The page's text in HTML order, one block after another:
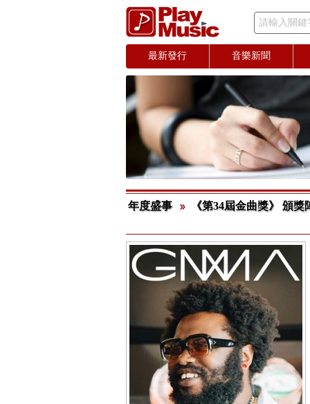
請輸入關鍵
最新發行 音樂新聞
年度盛事 《第34屆金曲獎》 頒